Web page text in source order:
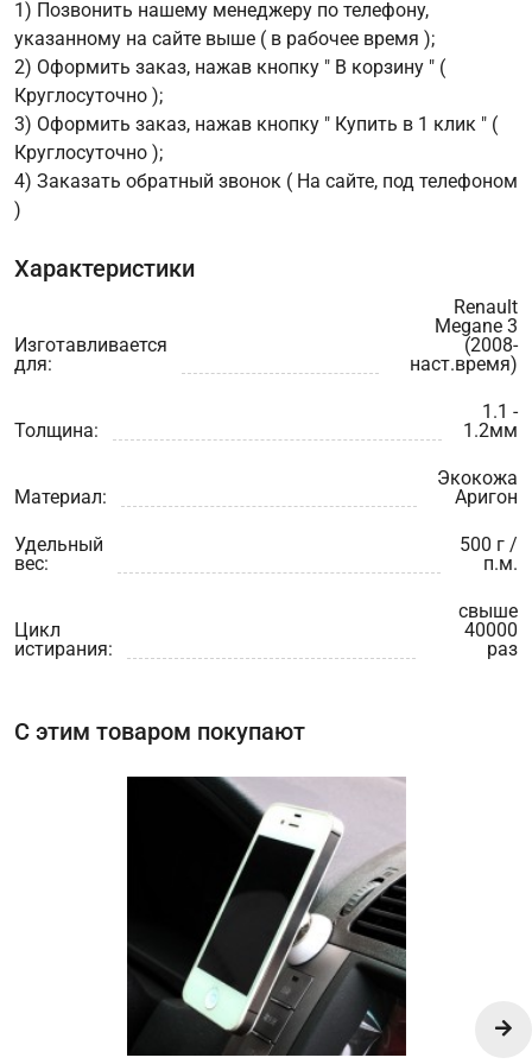
1) Позвонить нашему менеджеру по телефону,
указанному на сайте выше ( в рабочее время );
2) Оформить заказ, нажав кнопку " В корзину " (
Круглосуточно );
3) Оформить заказ, нажав кнопку " Купить в 1 клик " (
Круглосуточно );
4) Заказать обратный звонок ( На сайте, под телефоном
)
Характеристики
Изготавливается
для:
Renault
Megane 3
(2008-
наст.время)
Толщина:
1.1 -
1.2мм
Материал:
Экокожа
Аригон
Удельный
вес:
500 г /
п.м.
Цикл
истирания:
свыше
40000
раз
С этим товаром покупают